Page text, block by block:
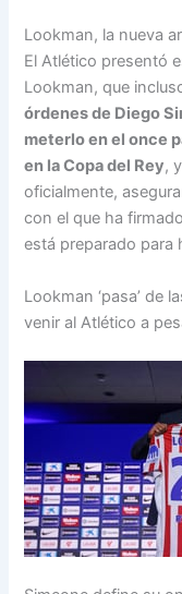
Lookman, la nueva
El Atlético presentó
Lookman, que
órdenes de Diego
meterlo en el once
en la Copa del Rey,
oficialmente,
con el que ha
está preparado para
Lookman ‘pasa’ de
venir al Atlético a